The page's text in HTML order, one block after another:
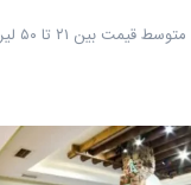
قیمت بین ۲۱ تا ۵۰ لیر